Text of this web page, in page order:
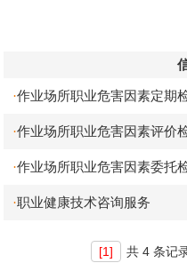
·作业场所职业危害因素定期
·作业场所职业危害因素评价
·作业场所职业危害因素委托
·职业健康技术咨询服务
[1] 共 4 条记